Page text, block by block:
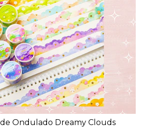
Ondulado Dreamy Clouds